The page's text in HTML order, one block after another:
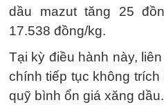
dầu mazut tăng 25
17.538 đồng/kg.
Tại kỳ điều hành này,
chính tiếp tục không
quỹ bình ổn giá xăng dầu.